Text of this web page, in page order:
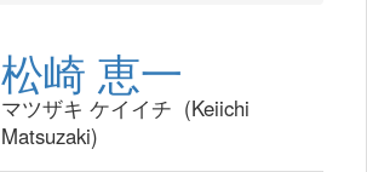
松崎 恵一
マツザキ ケイイチ (Keiichi
Matsuzaki)